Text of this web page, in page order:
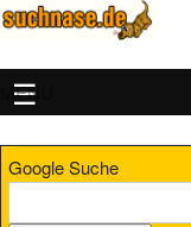
MENU
Google Suche